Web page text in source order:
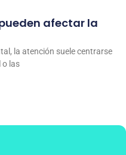
afectar la
la atención suele centrarse
o las